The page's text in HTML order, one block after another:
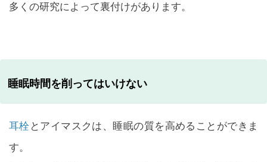
多くの研究によって裏付けがあります。
睡眠時間を削ってはいけない
耳栓 とアイマスクは、睡眠の質を高めることができま
す。